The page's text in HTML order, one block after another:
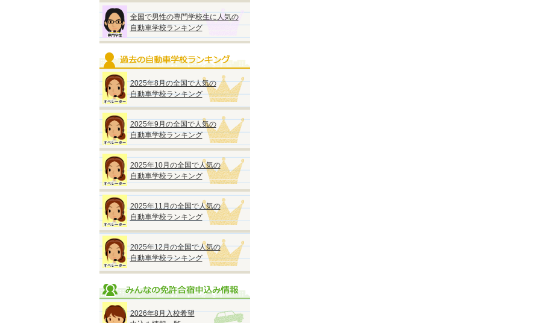
全国で男性の専門学校生に人気の
自動車学校ランキング
2025年8月の全国で人気の
自動車学校ランキング
2025年9月の全国で人気の
自動車学校ランキング
2025年10月の全国で人気の
自動車学校ランキング
2025年11月の全国で人気の
自動車学校ランキング
2025年12月の全国で人気の
自動車学校ランキング
2026年8月入校希望